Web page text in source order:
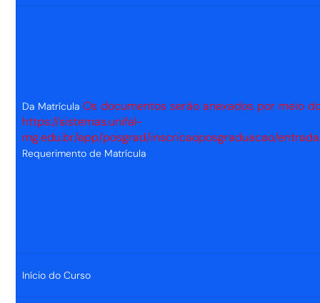
Da MatrículaOs documentos serão anexados por meio
https://sistemas.unifal-
mg.edu.br/app/posgrad/inscricaoposgraduacao/
Requerimento de Matrícula
Início do Curso